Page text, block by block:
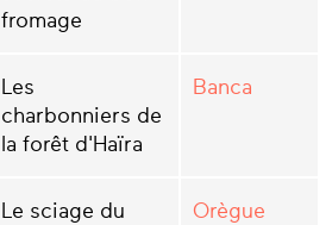
fromage
Les
charbonniers de
la forêt d'Haïra
Banca
Le sciage du
Orègue